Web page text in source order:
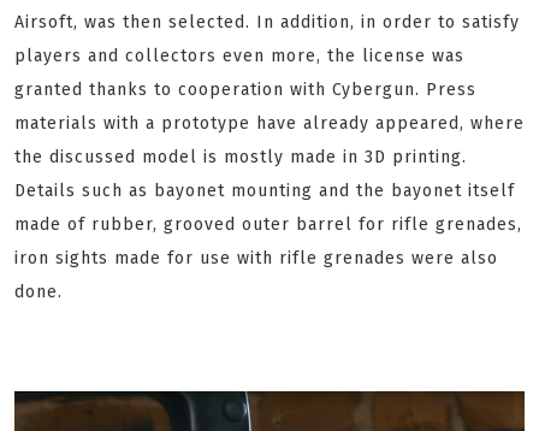
Airsoft, was then selected. In addition, in order to satisfy
players and collectors even more, the license was
granted thanks to cooperation with Cybergun. Press
materials with a prototype have already appeared, where
the discussed model is mostly made in 3D printing.
Details such as bayonet mounting and the bayonet itself
made of rubber, grooved outer barrel for rifle grenades,
iron sights made for use with rifle grenades were also
done.